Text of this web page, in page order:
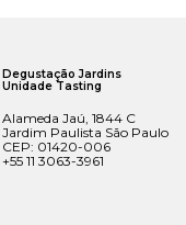
Degustação Jardins
Unidade Tasting
Alameda Jaú, 1844 C
Jardim Paulista São Paulo
CEP: 01420-006
+55 11 3063-3961